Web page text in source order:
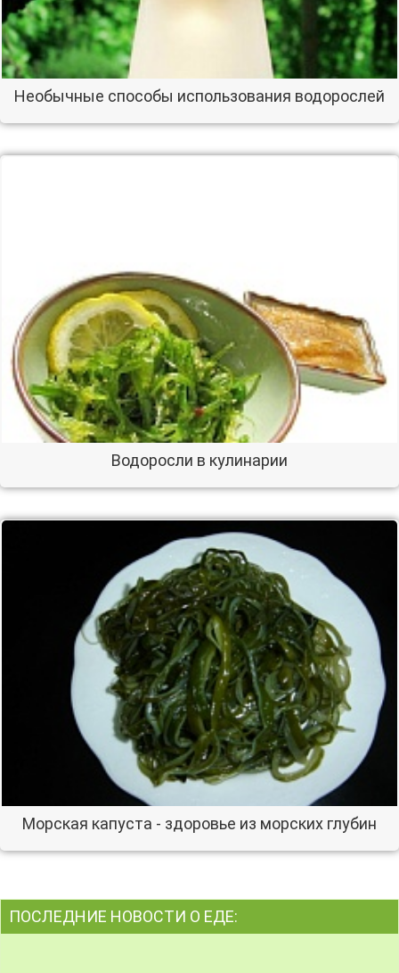
Необычные способы использования водорослей
Водоросли в кулинарии
Морская капуста - здоровье из морских глубин
ПОСЛЕДНИЕ НОВОСТИ О ЕДЕ: